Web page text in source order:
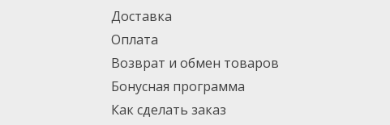
Доставка
Оплата
Возврат и обмен товаров
Бонусная программа
Как сделать заказ